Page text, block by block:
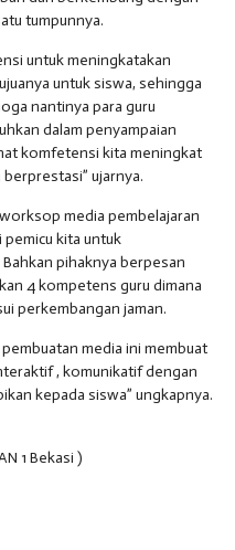
tumpunnya.
untuk meningkatakan
untuk siswa, sehingga
nantinya para guru
dalam penyampaian
komfetensi kita meningkat
ujarnya.
media pembelajaran
kita untuk
pihaknya berpesan
4 kompetens guru dimana
perkembangan jaman.
media ini membuat
, komunikatif dengan
kepada siswa” ungkapnya.
1 Bekasi )